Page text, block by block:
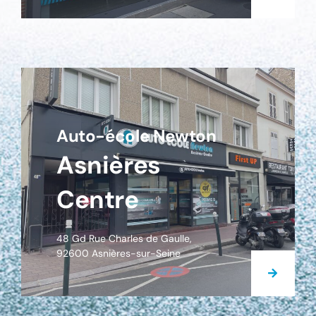
Auto-école Newton
Asnières
Centre
48 Gd Rue Charles de Gaulle,
92600 Asnières-sur-Seine